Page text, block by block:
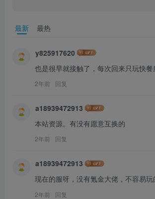
最新 最热
y825917620
也是很早就接触了，每次回来只玩快餐
2年前 回复
a18939472913
本站资源。有没有愿意互换的
2年前 回复
a18939472913
现在的服呀，没有氪金大佬，不容易玩
2年前 回复